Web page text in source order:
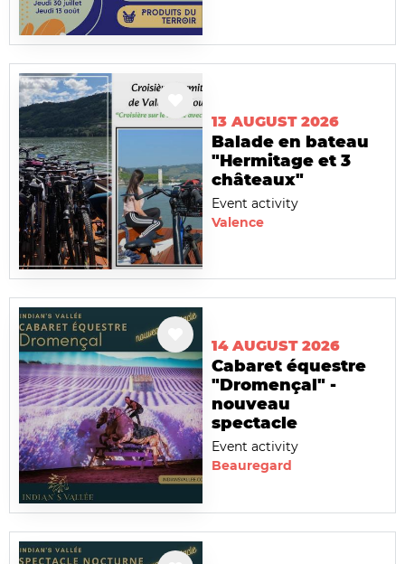
13 AUGUST 2026
Balade en bateau
"Hermitage et 3
châteaux"
Event activity
Valence
14 AUGUST 2026
Cabaret équestre
"Dromençal" -
nouveau
spectacle
Event activity
Beauregard